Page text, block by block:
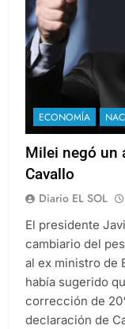
ECONOMÍA
Milei negó un
Cavallo
Diario EL SOL
El presidente
cambiario del
al ex ministro de
había sugerido
corrección de
declaración de